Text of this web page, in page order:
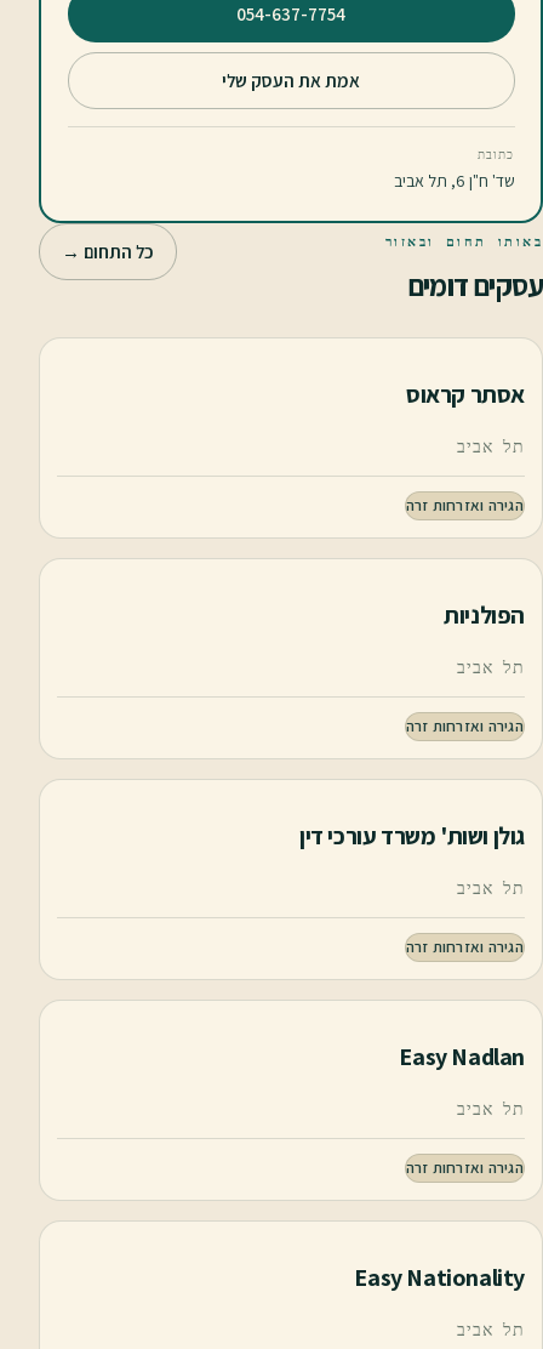
⁦054-637-7754⁩
אמת את העסק שלי
כתובת
שד' ח"ן 6, תל אביב
באותו תחום ובאזור
עסקים דומים
כל התחום →
אסתר קראוס
תל אביב
הגירה ואזרחות זרה
הפולניות
תל אביב
הגירה ואזרחות זרה
גולן ושות' משרד עורכי דין‏
תל אביב
הגירה ואזרחות זרה
Easy Nadlan
תל אביב
הגירה ואזרחות זרה
Easy Nationality
תל אביב